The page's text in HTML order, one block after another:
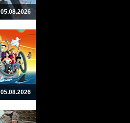
05.08.2026
05.08.2026